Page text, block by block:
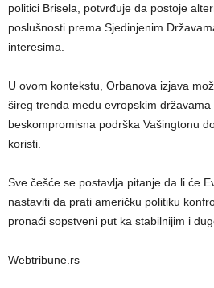
politici Brisela, potvrđuje da postoje
poslušnosti prema Sjedinjenim
interesima.
U ovom kontekstu, Orbanova izjava
šireg trenda među evropskim državama
beskompromisna podrška Vašingtonu
koristi.
Sve češće se postavlja pitanje da li će
nastaviti da prati američku politiku
pronaći sopstveni put ka stabilnijim i
Webtribune.rs